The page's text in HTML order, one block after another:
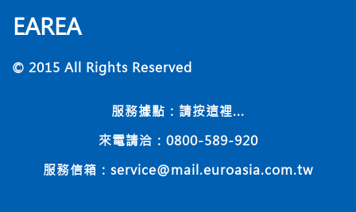
EAREA
© 2015 All Rights Reserved
服務據點： 請按這裡...
來電請洽：0800-589-920
服務信箱：service@mail.euroasia.com.tw